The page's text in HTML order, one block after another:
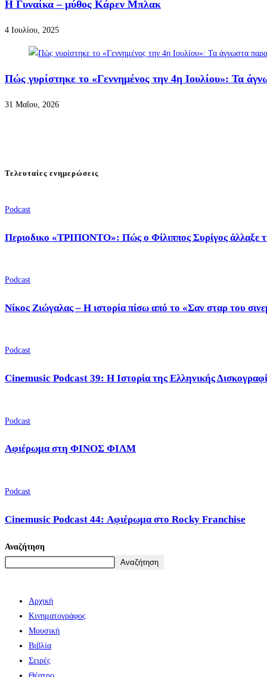
H Γυναίκα – μύθος Κάρεν Μπλακ
4 Ιουλίου, 2025
Πώς γυρίστηκε το «Γεννημένος την 4η Ιουλίου»: Τα
31 Μαΐου, 2026
Τελευταίες ενημερώσεις
Podcast
Περιοδικο «ΤΡΙΠΟΝΤΟ»: Πώς ο Φίλιππος Συρίγος άλλαξε
Podcast
Νίκος Ζιώγαλας – Η ιστορία πίσω από το «Σαν σταρ του
Podcast
Cinemusic Podcast 39: Η Ιστορία της Ελληνικής
Podcast
Αφιέρωμα στη ΦΙΝΟΣ ΦΙΛΜ
Podcast
Cinemusic Podcast 44: Αφιέρωμα στο Rocky Franchise
Αναζήτηση
Αναζήτηση
Αρχική
Κινηματογράφος
Μουσική
Βιβλία
Σειρές